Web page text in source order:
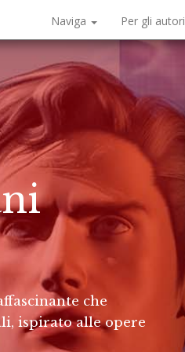
Naviga Per gli autori
che
ispirato alle opere